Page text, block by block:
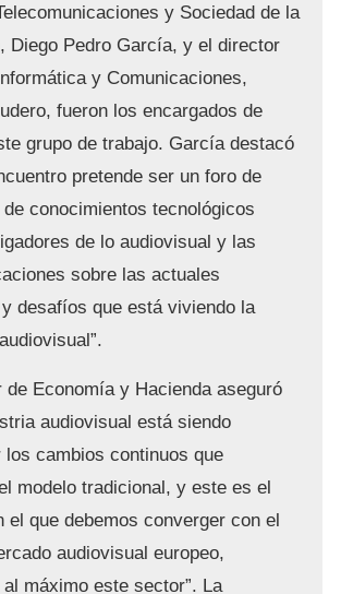
y Sociedad de la
Diego Pedro García, y el director
y Comunicaciones,
fueron los encargados de
grupo de trabajo. García destacó
pretende ser un foro de
conocimientos tecnológicos
de lo audiovisual y las
sobre las actuales
desafíos que está viviendo la
de Economía y Hacienda aseguró
audiovisual está siendo
los cambios continuos que
modelo tradicional, y este es el
el que debemos converger con el
audiovisual europeo,
máximo este sector”. La